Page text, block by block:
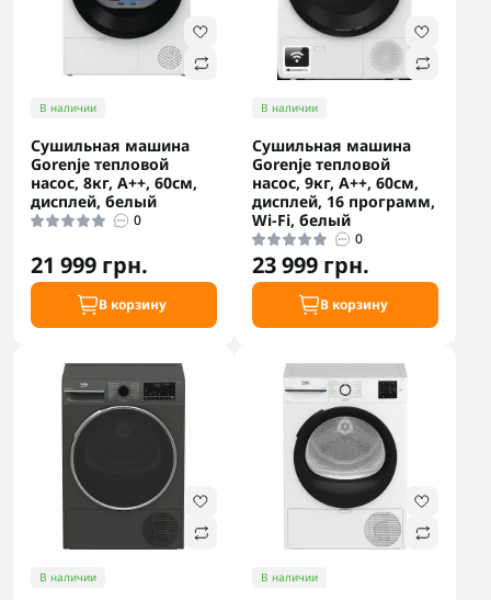
В наличии
Сушильная машина
Gorenje тепловой
насос, 8кг, А++, 60см,
дисплей, белый
0
21 999 грн.
В корзину
В наличии
Сушильная машина
Gorenje тепловой
насос, 9кг, A++, 60см,
дисплей, 16 программ,
Wi-Fi, белый
0
23 999 грн.
В корзину
В наличии В наличии